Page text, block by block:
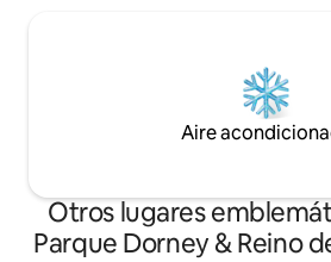
Aire
Otros lugares
Parque Dorney & Reino